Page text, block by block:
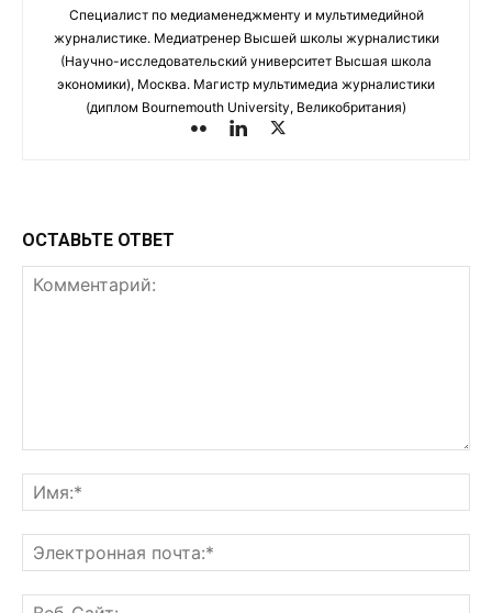
Специалист по медиаменеджменту и мультимедийной
журналистике. Медиатренер Высшей школы журналистики
(Научно-исследовательский университет Высшая школа
экономики), Москва. Магистр мультимедиа журналистики
(диплом Bournemouth University, Великобритания)
ОСТАВЬТЕ ОТВЕТ